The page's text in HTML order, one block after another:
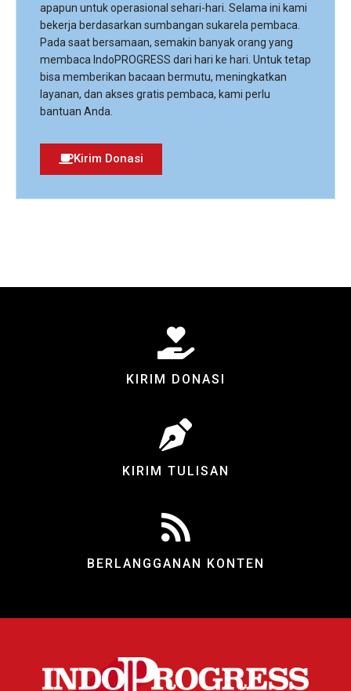
apapun untuk operasional sehari-hari. Selama ini kami
bekerja berdasarkan sumbangan sukarela pembaca.
Pada saat bersamaan, semakin banyak orang yang
membaca IndoPROGRESS dari hari ke hari. Untuk tetap
bisa memberikan bacaan bermutu, meningkatkan
layanan, dan akses gratis pembaca, kami perlu
bantuan Anda.
Kirim Donasi
KIRIM DONASI
KIRIM TULISAN
BERLANGGANAN KONTEN